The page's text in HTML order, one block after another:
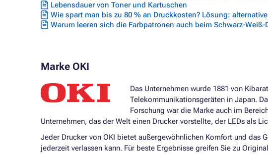
Lebensdauer von Toner und Kartuschen
Wie spart man bis zu 80 % an Druckkosten? Lösung:
Warum leeren sich die Farbpatronen auch beim Schwarz-Weiß-
Marke OKI
Das Unternehmen wurde 1881 von
Telekommunikationsgeräten in Japan.
Forschung war die Marke auch im
Unternehmen, das der Welt einen Drucker vorstellte, der LEDs als
Jeder Drucker von OKI bietet außergewöhnlichen Komfort und das
jederzeit verlassen kann. Für beste Ergebnisse greifen Sie zu